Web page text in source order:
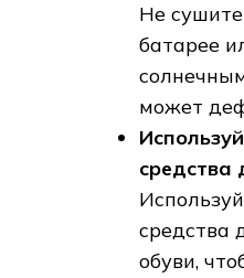
Не
батарее
может
средства
средства
обуви,